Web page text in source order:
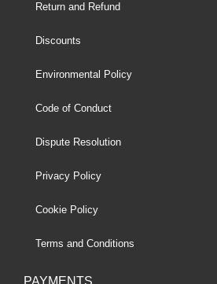
Return and Refund
Discounts
Environmental Policy
Code of Conduct
Dispute Resolution
Privacy Policy
Cookie Policy
Terms and Conditions